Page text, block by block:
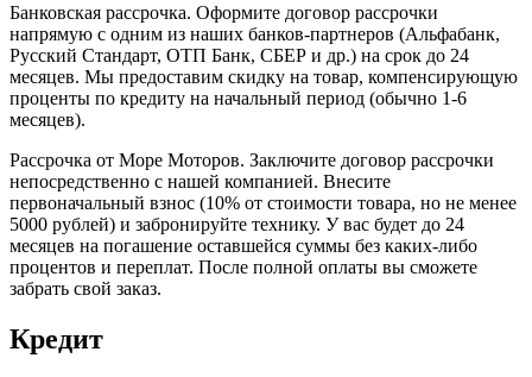
Банковская рассрочка. Оформите договор рассрочки
напрямую с одним из наших банков-партнеров (Альфабанк,
Русский Стандарт, ОТП Банк, СБЕР и др.) на срок до 24
месяцев. Мы предоставим скидку на товар, компенсирующую
проценты по кредиту на начальный период (обычно 1-6
месяцев).
Рассрочка от Море Моторов. Заключите договор рассрочки
непосредственно с нашей компанией. Внесите
первоначальный взнос (10% от стоимости товара, но не менее
5000 рублей) и забронируйте технику. У вас будет до 24
месяцев на погашение оставшейся суммы без каких-либо
процентов и переплат. После полной оплаты вы сможете
забрать свой заказ.
Кредит